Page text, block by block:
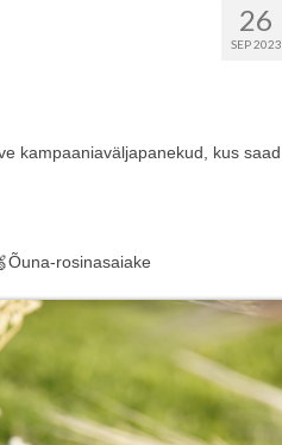
26
SEP 2023
kampaaniaväljapanekud, kus saad
Õuna-rosinasaiake